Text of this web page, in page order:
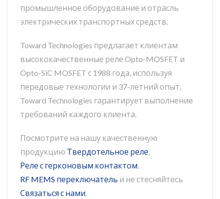
промышленное оборудование и отрасль
электрических транспортных средств.
Toward Technologies предлагает клиентам
высококачественные реле Opto-MOSFET и
Opto-SiC MOSFET с 1988 года, используя
передовые технологии и 37-летний опыт,
Toward Technologies гарантирует выполнение
требований каждого клиента.
Посмотрите на нашу качественную
продукцию Твердотельное реле,
Реле с герконовым контактом,
RF MEMS переключатель и не стесняйтесь
Связаться с нами.